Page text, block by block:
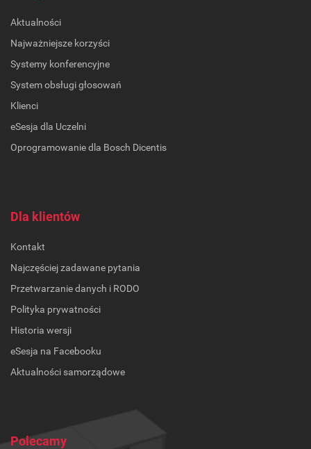
Aktualności
Najważniejsze korzyści
Systemy konferencyjne
System obsługi głosowań
Klienci
eSesja dla Uczelni
Oprogramowanie dla Bosch Dicentis
Dla klientów
Kontakt
Najczęściej zadawane pytania
Przetwarzanie danych i RODO
Polityka prywatności
Historia wersji
eSesja na Facebooku
Aktualności samorządowe
Polecamy